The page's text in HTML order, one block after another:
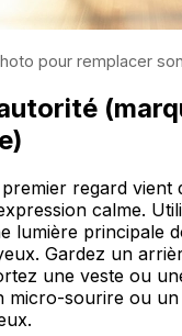
pour remplacer
regard vient
calme.
lumière principale
Gardez un
une veste ou
micro-sourire ou